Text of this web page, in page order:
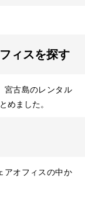
ィスを探す
宮古島のレンタル
めました。
アオフィスの中か